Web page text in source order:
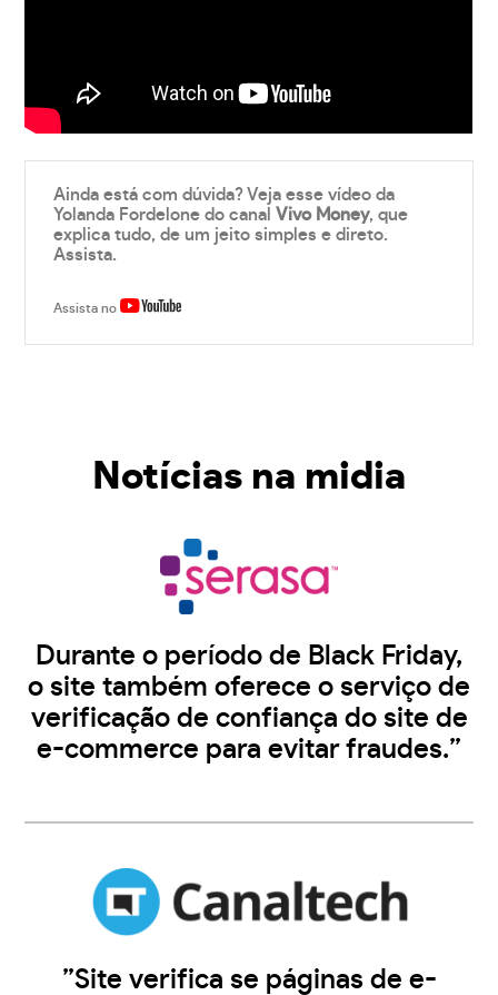
Ainda está com dúvida? Veja esse vídeo da
Yolanda Fordelone do canalVivo Money, que
explica tudo, de um jeito simples e direto.
Assista.
Assista no
Notícias na midia
Durante o período de Black Friday,
o site também oferece o serviço de
verificação de confiança do site de
e-commerce para evitar fraudes.”
”Site verifica se páginas de e-